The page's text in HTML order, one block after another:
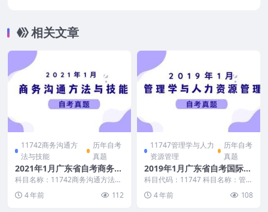
相关文章
11742商务沟通方
法与技能
历年自考
真题
2021年1月广东省自考商务沟
通方法与技能真题及答案
科目名称：11742商务沟通方法与
考生可适当参考）...
4 年前 112
11747管理学与人力
资源管理
历年自考
真题
2019年1月广东省自考国际商
务与国际营销真题和答案
科目代码：11747 科目名称：管理
4 年前 108